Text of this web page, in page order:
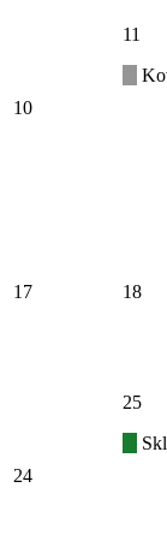
10
11
17 18
24
25